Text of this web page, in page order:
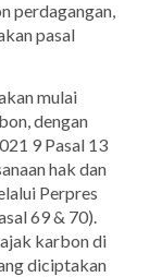
perdagangan,
pasal
mulai
dengan
9 Pasal 13
hak dan
Perpres
69 & 70).
karbon di
diciptakan